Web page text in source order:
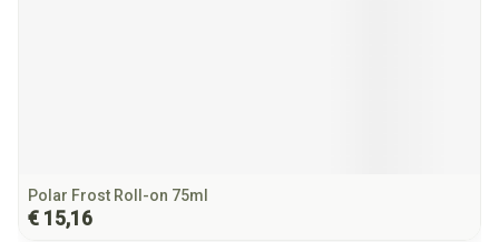
Polar Frost Roll-on 75ml
€ 15,16